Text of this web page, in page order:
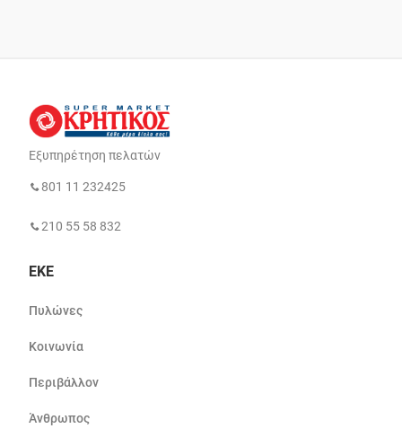
Εξυπηρέτηση πελατών
801 11 232425
210 55 58 832
ΕΚΕ
Πυλώνες
Κοινωνία
Περιβάλλον
Άνθρωπος